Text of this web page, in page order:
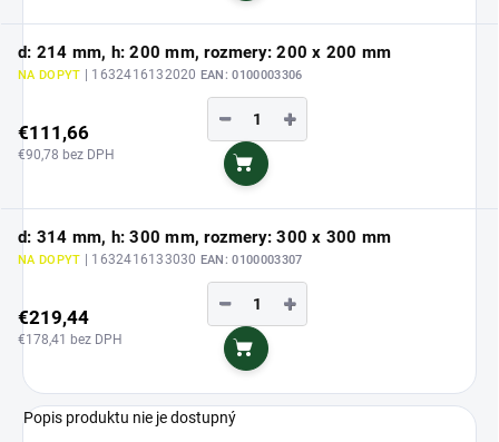
d: 214 mm, h: 200 mm, rozmery: 200 x 200 mm
NA DOPYT | 1632416132020 EAN: 0100003306
€111,66
€90,78 bez DPH
+
−
Do košíka
d: 314 mm, h: 300 mm, rozmery: 300 x 300 mm
NA DOPYT | 1632416133030 EAN: 0100003307
€219,44
€178,41 bez DPH
+
−
Do košíka
Popis produktu nie je dostupný